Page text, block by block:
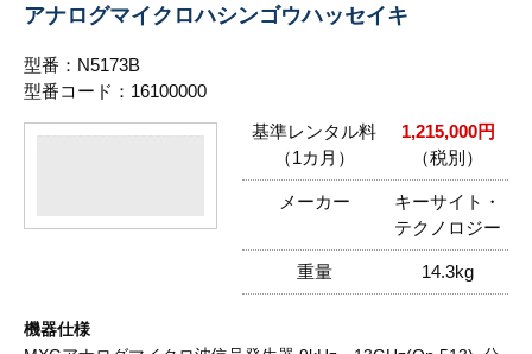
アナログマイクロハシンゴウハッセイキ
型番：N5173B
型番コード：16100000
基準レンタル料
（1カ月）
1,215,000円
（税別）
メーカー
キーサイト・
テクノロジー
重量 14.3kg
機器仕様